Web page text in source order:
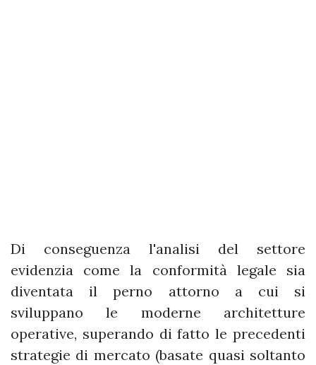
Di conseguenza l'analisi del settore
evidenzia come la conformità legale sia
diventata il perno attorno a cui si
sviluppano le moderne architetture
operative, superando di fatto le precedenti
strategie di mercato (basate quasi soltanto